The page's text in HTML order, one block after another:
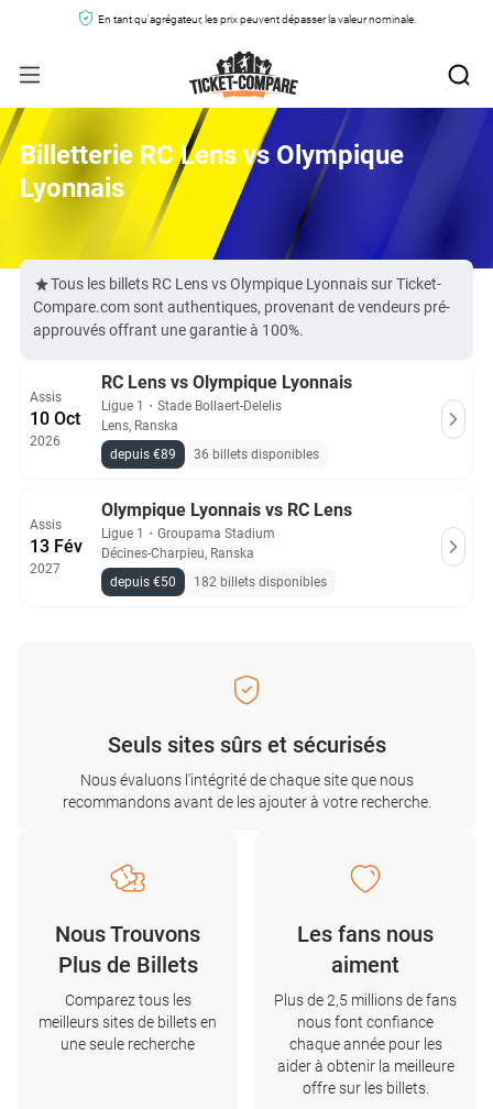
En tant qu'agrégateur, les prix peuvent dépasser la valeur nominale.
Billetterie RC Lens vs Olympique
Lyonnais
Tous les billets RC Lens vs Olympique Lyonnais sur Ticket-
Compare.com sont authentiques, provenant de vendeurs pré-
approuvés offrant une garantie à 100%.
Assis
10 Oct
2026
RC Lens vs Olympique Lyonnais
Ligue 1 ・ Stade Bollaert-Delelis
Lens, Ranska
depuis €89
36 billets disponibles
Assis
13 Fév
2027
Olympique Lyonnais vs RC Lens
Ligue 1 ・ Groupama Stadium
Décines-Charpieu, Ranska
depuis €50
182 billets disponibles
Seuls sites sûrs et sécurisés
Nous évaluons l'intégrité de chaque site que nous
recommandons avant de les ajouter à votre recherche.
Nous Trouvons
Plus de Billets
Comparez tous les
meilleurs sites de billets en
une seule recherche
Les fans nous
aiment
Plus de 2,5 millions de fans
nous font confiance
chaque année pour les
aider à obtenir la meilleure
offre sur les billets.